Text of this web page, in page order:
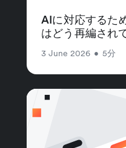
AIに対応するた
はどう再編され
3 June 2026 • 5分